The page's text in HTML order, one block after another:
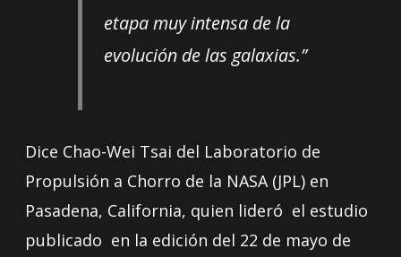
etapa muy intensa de la
evolución de las galaxias.”
Dice Chao-Wei Tsai del Laboratorio de
Propulsión a Chorro de la NASA (JPL) en
Pasadena, California, quien lideró el estudio
publicado en la edición del 22 de mayo de